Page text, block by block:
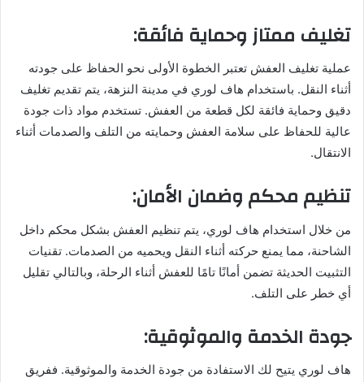
تغليف ممتاز وحماية فائقة:
عملية تغليف العفش تعتبر الخطوة الأولى نحو الحفاظ على جودته
أثناء النقل. باستخدام هاف لوري في مدينة النزهة، يتم تقديم تغليف
دقيق وحماية فائقة لكل قطعة من العفش. تستخدم مواد ذات جودة
عالية للحفاظ على سلامة العفش وحمايته من التلف والصدمات أثناء
الانتقال.
تنظيم محكم وضمان الأمان:
من خلال استخدام هاف لوري، يتم تنظيم العفش بشكل محكم داخل
الشاحنة، مما يمنع حركته أثناء النقل ويحميه من الصدمات. تقنيات
التثبيت الحديثة تضمن أمانًا تامًا للعفش أثناء الرحلة، وبالتالي تقليل
أي خطر على التلف.
جودة الخدمة والموثوقية:
هاف لوري يتيح لك الاستفادة من جودة الخدمة والموثوقية. ففريق